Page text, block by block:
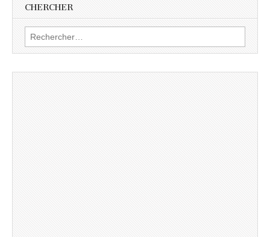
CHERCHER
Rechercher :